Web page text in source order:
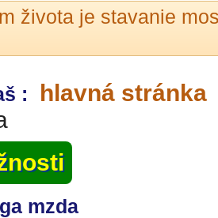
života je stavanie
: hlavná stránka
mzda